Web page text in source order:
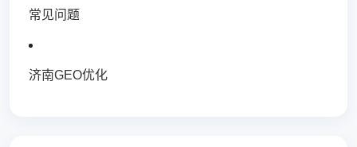
常见问题
济南GEO优化